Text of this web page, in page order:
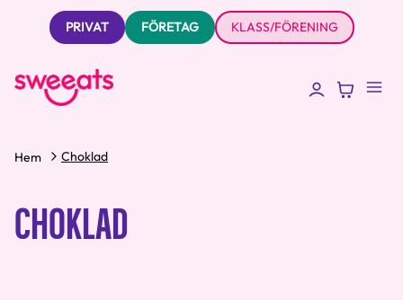
PRIVAT FÖRETAG KLASS/FÖRENING
Hem Choklad
CHOKLAD